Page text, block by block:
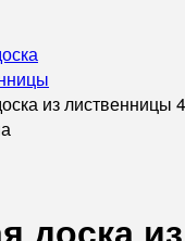
из лиственницы